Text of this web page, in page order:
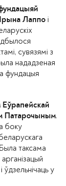
Ірына Лаппо і
сувязямі з
нададзеная
фундацыя
Патарочыным.
боку
таксама
у